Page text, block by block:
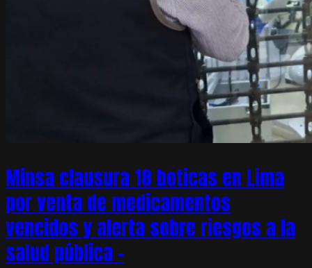
Minsa clausura 18 boticas en Lima
por venta de medicamentos
vencidos y alerta sobre riesgos a la
salud pública –